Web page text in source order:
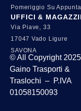
Pomeriggio Su
UFFICI &
Via Piave, 33
17047 Vado Ligure
SAVONA
© All Copyright
Gaino Trasporti &
Traslochi – P.IVA
01058150093